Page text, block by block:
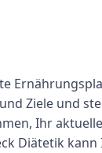
Ziele und
Ihr
Diätetik